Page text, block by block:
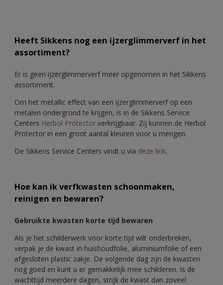
Heeft Sikkens nog een ijzerglimmerverf in het
assortiment?
Er is geen ijzerglimmerverf meer opgenomen in het Sikkens
assortiment.
Om het metallic effect van een ijzerglimmerverf op een
metalen ondergrond te krijgen, is in de Sikkens Service
Centers Herbol Protector verkrijgbaar. Zij kunnen de Herbol
Protector in een groot aantal kleuren voor u mengen.
De Sikkens Service Centers vindt u via deze link.
Hoe kan ik verfkwasten schoonmaken,
reinigen en bewaren?
Gebruikte kwasten korte tijd bewaren
Als je het schilderwerk voor korte tijd wilt onderbreken,
verpak je de kwast in huishoudfolie, aluminiumfolie of een
afgesloten plastic zakje. De volgende dag zijn de kwasten
nog goed en kunt u er gemakkelijk mee schilderen. Is de
wachttijd meerdere dagen, strijk de kwast dan zoveel